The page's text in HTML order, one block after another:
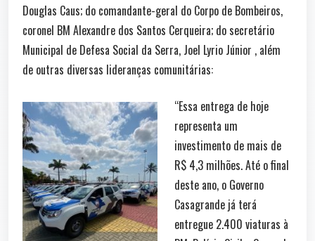
Douglas Caus; do comandante-geral do Corpo de Bombeiros,
coronel BM Alexandre dos Santos Cerqueira; do secretário
Municipal de Defesa Social da Serra, Joel Lyrio Júnior , além
de outras diversas lideranças comunitárias:
“Essa entrega de hoje
representa um
investimento de mais de
R$ 4,3 milhões. Até o final
deste ano, o Governo
Casagrande já terá
entregue 2.400 viaturas à